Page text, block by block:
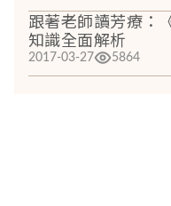
跟著老師讀芳療：
知識全面解析
2017-03-27 5864